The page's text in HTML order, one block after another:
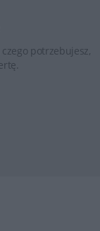
potrzebujesz,